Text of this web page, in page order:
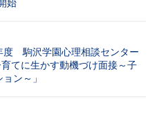
始
度 駒沢学園心理相談センター
てに生かす動機づけ面接～子
ン～」